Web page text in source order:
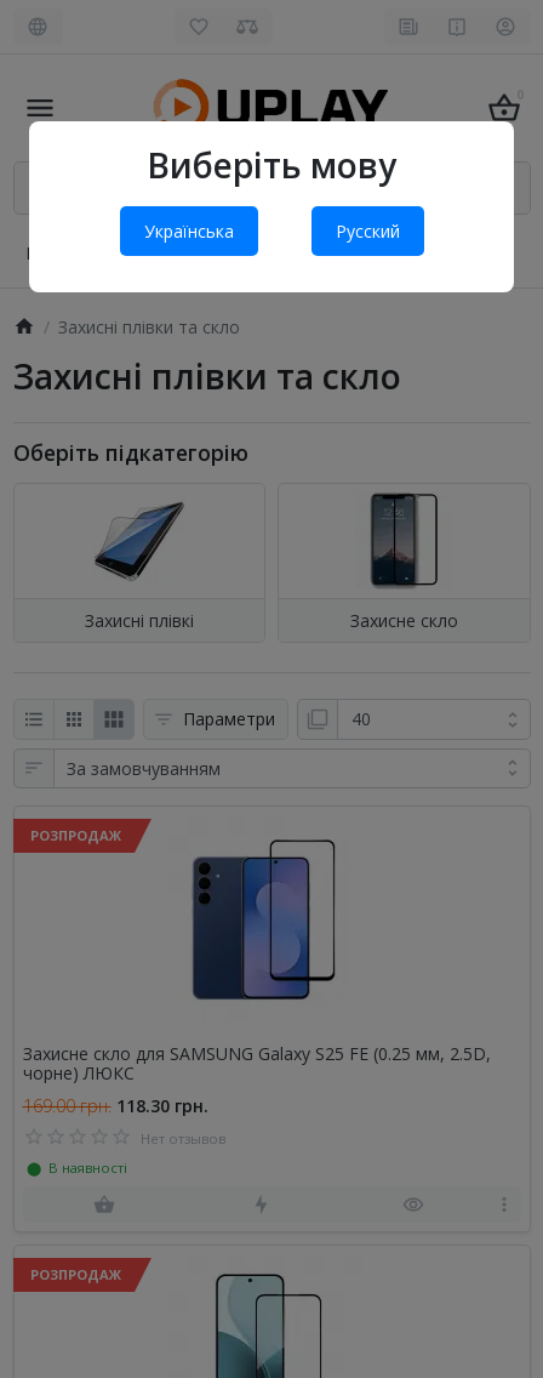
Виберіть мову
Українська Русский
0
Про нас Оплата і доставка Обмін та повернення
Захисні плівки та скло
Захисні плівки та скло
Оберіть підкатегорію
Захисні плівкі Захисне скло
Параметри
РОЗПРОДАЖ
Захисне скло для SAMSUNG Galaxy S25 FE (0.25 мм, 2.5D,
чорне) ЛЮКС
169.00 грн. 118.30 грн.
Нет отзывов
⬤ В наявності
РОЗПРОДАЖ